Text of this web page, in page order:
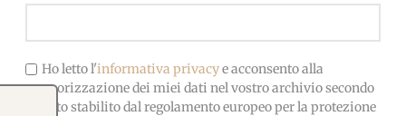
Ho letto l'informativa privacye acconsento alla
memorizzazione dei miei dati nel vostro archivio secondo
quanto stabilito dal regolamento europeo per la protezione